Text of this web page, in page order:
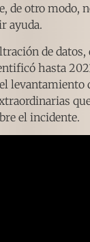
de otro modo,
ayuda.
de datos,
hasta
levantamiento
el incidente.